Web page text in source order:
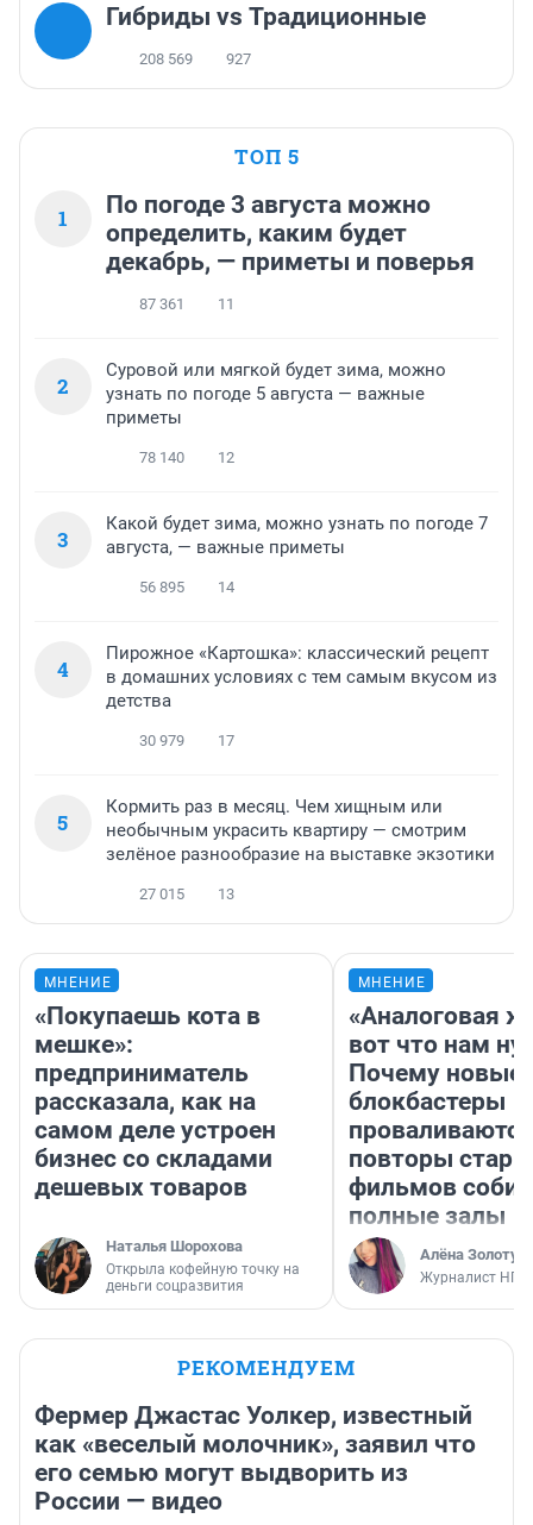
Гибриды vs Традиционные
208 569 927
ТОП 5
1
По погоде 3 августа можно
определить, каким будет
декабрь, — приметы и поверья
87 361 11
2
Суровой или мягкой будет зима, можно
узнать по погоде 5 августа — важные
приметы
78 140 12
3
Какой будет зима, можно узнать по погоде 7
августа, — важные приметы
56 895 14
4
Пирожное «Картошка»: классический рецепт
в домашних условиях с тем самым вкусом из
детства
30 979 17
5
Кормить раз в месяц. Чем хищным или
необычным украсить квартиру — смотрим
зелёное разнообразие на выставке экзотики
27 015 13
МНЕНИЕ
«Покупаешь кота в
мешке»:
предприниматель
рассказала, как на
самом деле устроен
бизнес со складами
дешевых товаров
Наталья Шорохова
Открыла кофейную точку на
деньги соцразвития
МНЕНИЕ
«Аналоговая
вот что нам
Почему новые
блокбастеры
повторы
фильмов
полные залы
Алёна
Журналист НГС
РЕКОМЕНДУЕМ
Фермер Джастас Уолкер, известный
как «веселый молочник», заявил что
его семью могут выдворить из
России — видео